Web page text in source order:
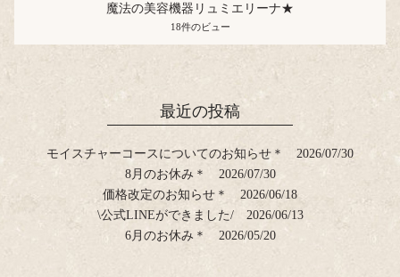
魔法の美容機器リュミエリーナ★
18件のビュー
最近の投稿
モイスチャーコースについてのお知らせ＊
2026/07/30
8月のお休み＊
2026/07/30
価格改定のお知らせ＊
2026/06/18
\公式LINEができました/
2026/06/13
6月のお休み＊
2026/05/20